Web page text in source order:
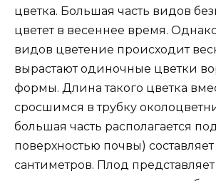
цветка. Большая часть видов
цветет в весеннее время.
видов цветение происходит
вырастают одиночные цветки
формы. Длина такого цветка
сросшимся в трубку
большая часть располагается
поверхностью почвы)
сантиметров. Плод